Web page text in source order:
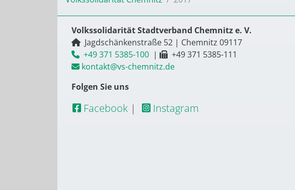
Volkssolidarität Stadtverband Chemnitz e. V.
Jagdschänkenstraße 52 | Chemnitz 09117
+49 371 5385-100 |
+49 371 5385-111
kontakt@vs-chemnitz.de
Folgen Sie uns
Facebook | Instagram